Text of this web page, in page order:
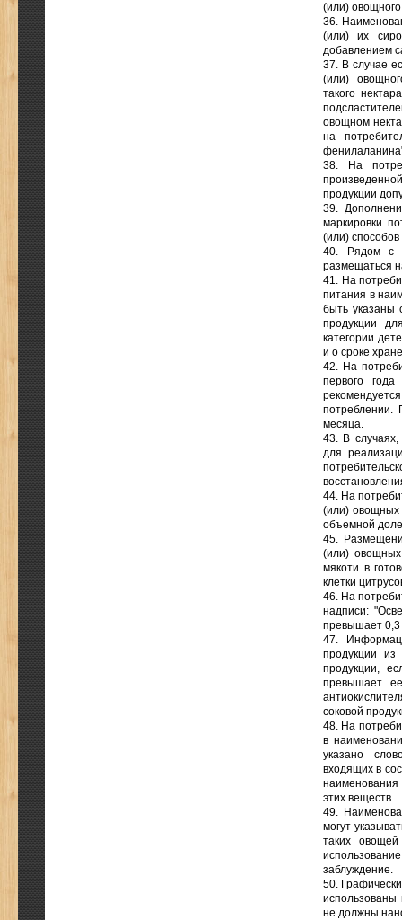
(или)
36.
(или) их
добавлением
37. В случае
(или)
такого
овощном
на
38. На
продукции
39.
маркировки
(или)
40. Рядом с
размещаться
41. На
питания в
быть указаны
продукции
категории
и о сроке
42. На
первого
потреблении.
месяца.
43. В
для
44. На
(или) овощных
объемной
45.
(или) овощных
мякоти в
клетки
46. На
надписи:
превышает 0,3
47.
продукции
продукции,
превышает
соковой
48. На
в
указано
входящих в
этих веществ.
49.
могут
таких
заблуждение.
50.
использованы
не должны